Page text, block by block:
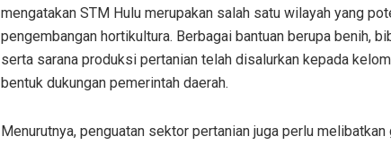
mengatakan STM Hulu merupakan salah satu wilayah yang
pengembangan hortikultura. Berbagai bantuan berupa benih,
serta sarana produksi pertanian telah disalurkan kepada
bentuk dukungan pemerintah daerah.
Menurutnya, penguatan sektor pertanian juga perlu